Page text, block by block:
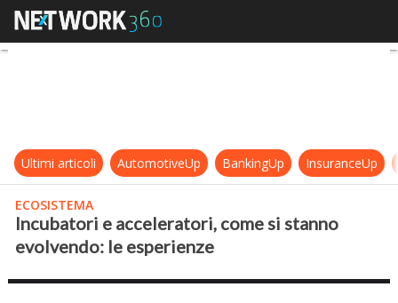
Incubatori e acceleratori, come si
Ultimi articoli AutomotiveUp BankingUp InsuranceUp
ECOSISTEMA
Incubatori e acceleratori, come si stanno
evolvendo: le esperienze